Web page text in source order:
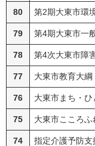
80 第2期大東市環
79 第4期大東市一
78 第4次大東市障
77 大東市教育大綱
76 大東市まち・
75 大東市こころふ
74 指定介護予防支